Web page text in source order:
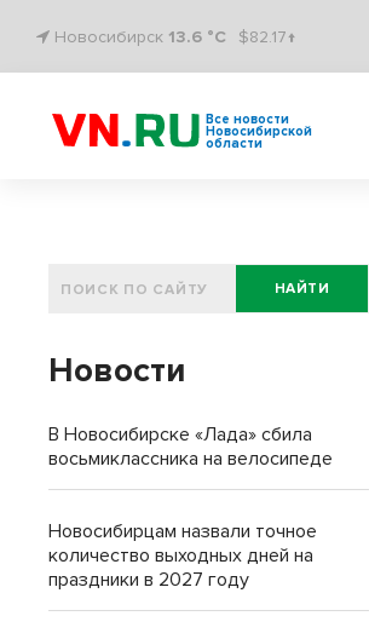
Новосибирск 13.6 °C $82.17↑
Все новости
Новосибирской
области
НАЙТИ
Новости
В Новосибирске «Лада» сбила
восьмиклассника на велосипеде
Новосибирцам назвали точное
количество выходных дней на
праздники в 2027 году